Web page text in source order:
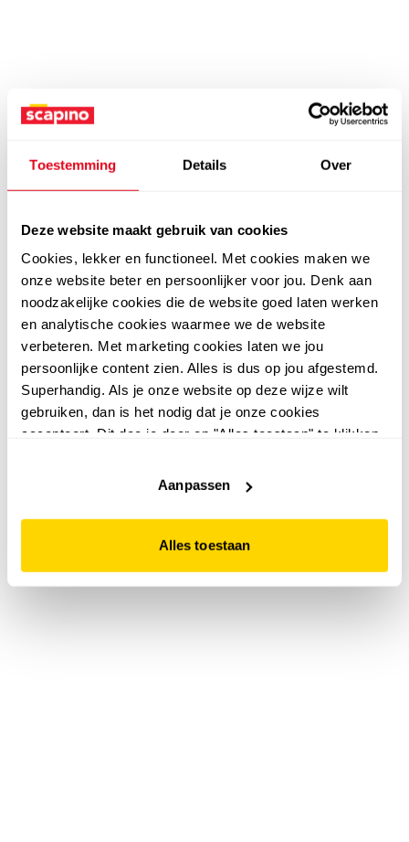
Toestemming Details Over
Deze website maakt gebruik van cookies
Cookies, lekker en functioneel. Met cookies maken we
onze website beter en persoonlijker voor jou. Denk aan
noodzakelijke cookies die de website goed laten werken
en analytische cookies waarmee we de website
verbeteren. Met marketing cookies laten we jou
persoonlijke content zien. Alles is dus op jou afgestemd.
Superhandig. Als je onze website op deze wijze wilt
gebruiken, dan is het nodig dat je onze cookies
accepteert. Dit doe je door op "Alles toestaan" te klikken.
website niet optimaal functioneert.
Aanpassen
Alles toestaan